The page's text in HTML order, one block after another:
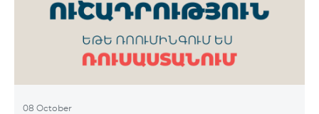
Фиксированная телефония: 180 минут на звонки
внутри фиксированной сети Team Телевизионная
08 October